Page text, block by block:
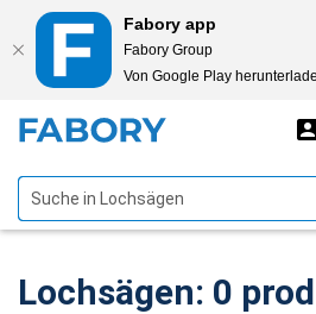
Fabory app
Fabory Group
Von Google Play
Lochsägen: